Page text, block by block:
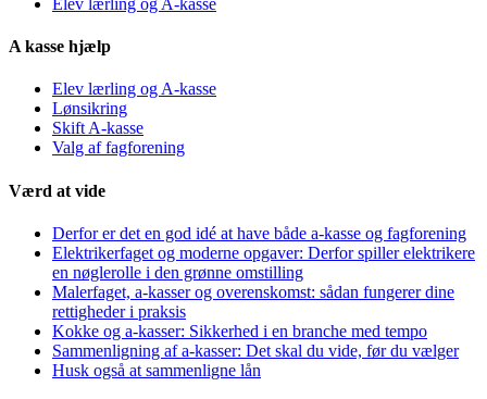
A kasse hjælp
Elev lærling og A-kasse
Lønsikring
Skift A-kasse
Valg af fagforening
Værd at vide
Derfor er det en god idé at have både a-kasse og fagforening
Elektrikerfaget og moderne opgaver: Derfor spiller elektrikere
en nøglerolle i den grønne omstilling
Malerfaget, a-kasser og overenskomst: sådan fungerer dine
rettigheder i praksis
Kokke og a-kasser: Sikkerhed i en branche med tempo
Sammenligning af a-kasser: Det skal du vide, før du vælger
Husk også at sammenligne lån